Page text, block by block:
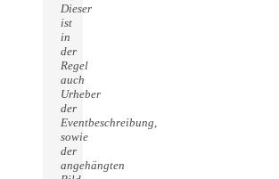
Dieser
ist
in
der
Regel
auch
Urheber
der
Eventbeschreibung,
sowie
der
angehängten